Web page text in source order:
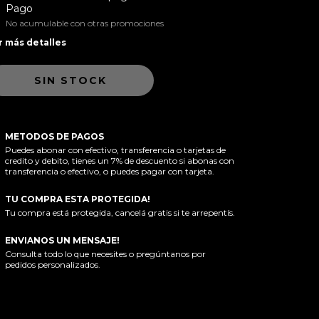
Pago
No acumulable con otras promociones
más detalles
METODOS DE PAGOS
Puedes abonar con efectivo, transferencia o tarjetas de
credito y debito, tienes un 7% de descuento si abonas con
transferencia o efectivo, o puedes pagar con tarjeta.
TU COMPRA ESTA PROTEGIDA!
Tu compra está protegida, cancelá gratis si te arrepentís.
ENVIANOS UN MENSAJE!
Consulta todo lo que necesites o pregúntanos por
pedidos personalizados.